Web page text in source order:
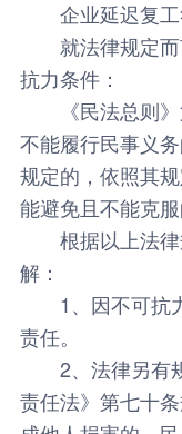
企业延迟复工
就法律规定而
抗力条件：
《民法总则》
不能履行民事义
规定的，依照其
能避免且不能克
根据以上法律
解：
1、因不可抗力
责任。
2、法律另有规
责任法》第七十